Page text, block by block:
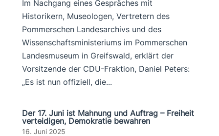
Im Nachgang eines Gespräches mit
Historikern, Museologen, Vertretern des
Pommerschen Landesarchivs und des
Wissenschaftsministeriums im Pommerschen
Landesmuseum in Greifswald, erklärt der
Vorsitzende der CDU-Fraktion, Daniel Peters:
„Es ist nun offiziell, die...
Der 17. Juni ist Mahnung und Auftrag – Freiheit
verteidigen, Demokratie bewahren
16. Juni 2025